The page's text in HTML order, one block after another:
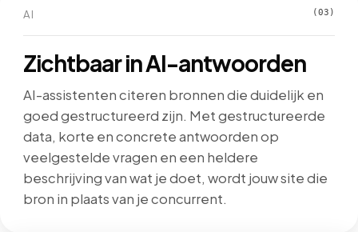
AI (03)
Zichtbaar in AI-antwoorden
AI-assistenten citeren bronnen die duidelijk en
goed gestructureerd zijn. Met gestructureerde
data, korte en concrete antwoorden op
veelgestelde vragen en een heldere
beschrijving van wat je doet, wordt jouw site die
bron in plaats van je concurrent.